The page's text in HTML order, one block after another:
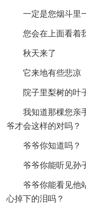
一定是您烟斗里
您会在上面看着
秋天来了
它来地有些悲凉
院子里梨树的叶
我知道那棵您亲手
爷才会这样的对吗？
爷爷你知道吗？
爷爷你能听见孙
爷爷你能看见他站
心掉下的泪吗？